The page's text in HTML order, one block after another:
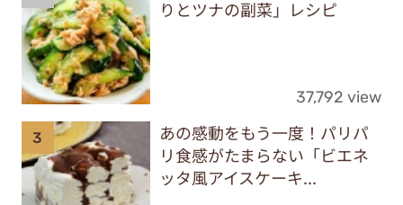
りとツナの副菜」レシピ
37,792 view
あの感動をもう一度！パリパ
リ食感がたまらない「ビエネ
ッタ風アイスケーキ...